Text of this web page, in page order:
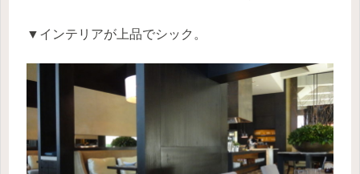
▼インテリアが上品でシック。